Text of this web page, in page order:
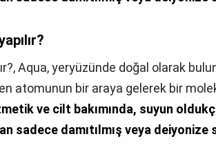
Aqua, yeryüzünde doğal olarak
atomunun bir araya gelerek bir
ve cilt bakımında, suyun
sadece damıtılmış veya deiyonize